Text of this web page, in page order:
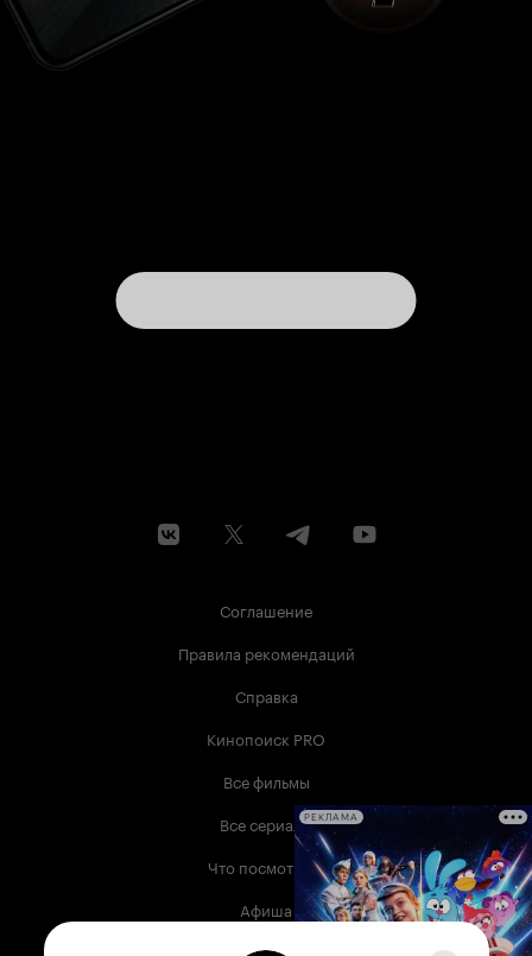
Соглашение
Правила рекомендаций
Справка
Кинопоиск PRO
Все фильмы
Все сериалы
Что посмотреть
Афиша
Музыка
РЕКЛАМА